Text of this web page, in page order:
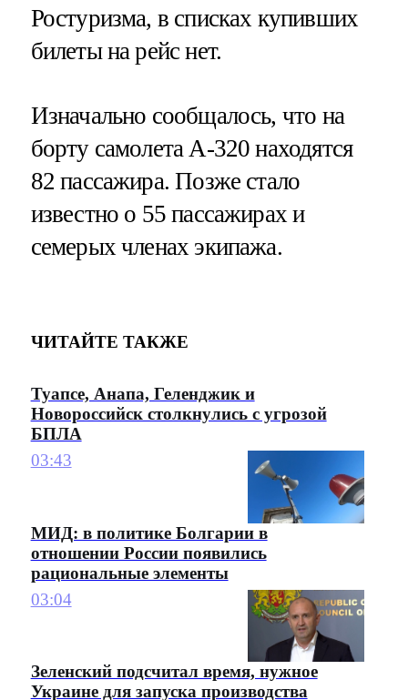
Ростуризма, в списках купивших
билеты на рейс нет.
Изначально сообщалось, что на
борту самолета А-320 находятся
82 пассажира. Позже стало
известно о 55 пассажирах и
семерых членах экипажа.
ЧИТАЙТЕ ТАКЖЕ
Туапсе, Анапа, Геленджик и
Новороссийск столкнулись с угрозой
БПЛА
03:43
МИД: в политике Болгарии в
отношении России появились
рациональные элементы
03:04
Зеленский подсчитал время, нужное
Украине для запуска производства